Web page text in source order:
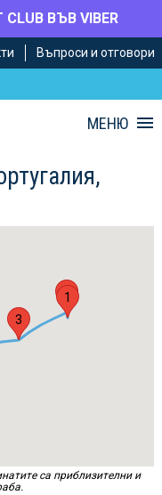
ВЪВ VIBER
Въпроси и отговори
МЕНЮ
12
3
са приблизителни и